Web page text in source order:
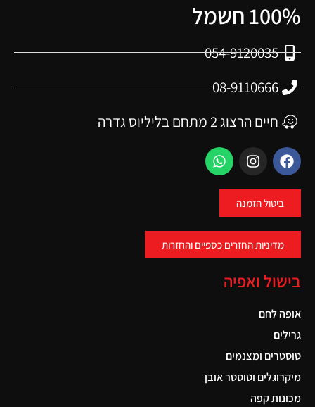
100% חשמל
054-9120035
08-9110666
חיים הרצוג 2 מתחם בליליוס גדרה
ביטול הזמנה
מדיניות החזרים כספיים והחזרות
בישול ואפיה
אופה לחם
גרילים
טוסטרים ומצנמים
מיקרוגלים וטוסטר אובן
מכונות קפה